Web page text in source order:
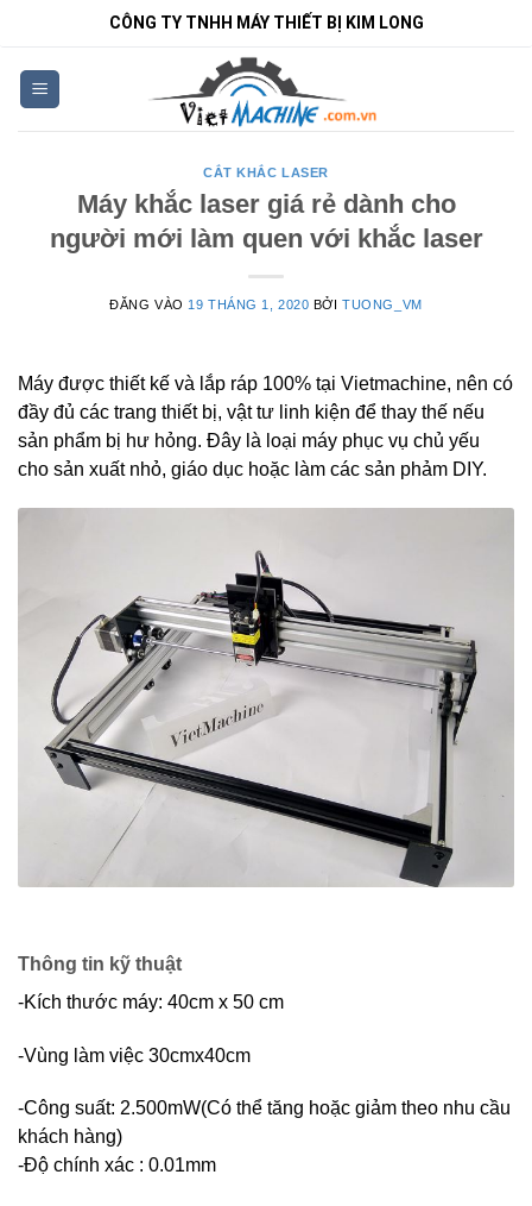
nội
dung
CÔNG TY TNHH MÁY THIẾT BỊ KIM LONG
CẮT KHẮC LASER
Máy khắc laser giá rẻ dành cho
người mới làm quen với khắc laser
ĐĂNG VÀO 19 THÁNG 1, 2020 BỞITUONG_VM
Máy được thiết kế và lắp ráp 100% tại Vietmachine, nên có
đầy đủ các trang thiết bị, vật tư linh kiện để thay thế nếu
sản phẩm bị hư hỏng. Đây là loại máy phục vụ chủ yếu
cho sản xuất nhỏ, giáo dục hoặc làm các sản phảm DIY.
Thông tin kỹ thuật
-Kích thước máy: 40cm x 50 cm
-Vùng làm việc 30cmx40cm
-Công suất: 2.500mW(Có thể tăng hoặc giảm theo nhu cầu
khách hàng)
-Độ chính xác : 0.01mm